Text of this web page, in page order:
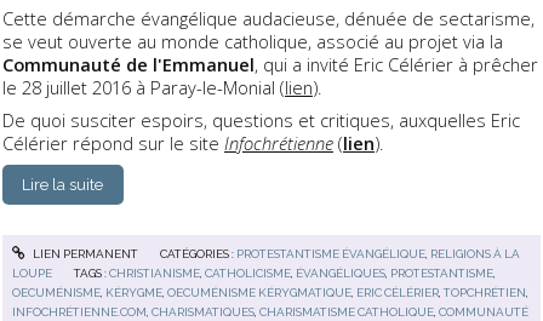
Cette démarche évangélique audacieuse, dénuée de sectarisme,
se veut ouverte au monde catholique, associé au projet via la
Communauté de l'Emmanuel, qui a invité Eric Célérier à prêcher
le 28 juillet 2016 à Paray-le-Monial (lien).
De quoi susciter espoirs, questions et critiques, auxquelles Eric
Célérier répond sur le site Infochrétienne (lien).
Lire la suite
LIEN PERMANENT CATÉGORIES : PROTESTANTISME ÉVANGÉLIQUE, RELIGIONS À LA
LOUPE
TAGS :CHRISTIANISME,CATHOLICISME, ÉVANGÉLIQUES, PROTESTANTISME,
OECUMÉNISME, KÉRYGME,OECUMÉNISME KÉRYGMATIQUE, ERIC CÉLÉRIER,TOPCHRÉTIEN,
INFOCHRÉTIENNE.COM,CHARISMATIQUES,CHARISMATISME CATHOLIQUE,COMMUNAUTÉ